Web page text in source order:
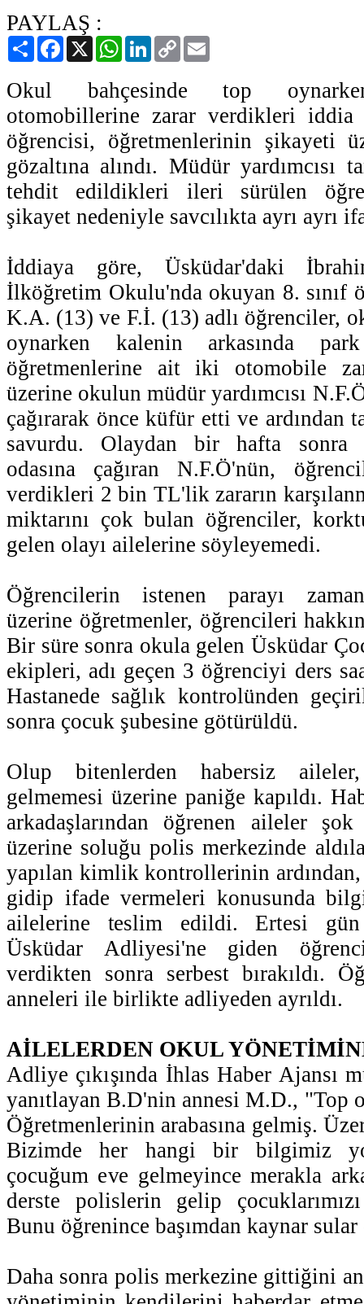
PAYLAŞ :
PaylaşFacebook
X WhatsAppLinkedIn
Copy
Link
Okul bahçesinde top
otomobillerine zarar verdikleri
öğrencisi, öğretmenlerinin şikayeti
gözaltına alındı. Müdür yardımcısı
tehdit edildikleri ileri sürülen
şikayet nedeniyle savcılıkta ayrı ayrı
İddiaya göre, Üsküdar'daki
İlköğretim Okulu'nda okuyan 8. sınıf
K.A. (13) ve F.İ. (13) adlı öğrenciler,
oynarken kalenin arkasında
öğretmenlerine ait iki otomobile
üzerine okulun müdür yardımcısı
çağırarak önce küfür etti ve ardından
savurdu. Olaydan bir hafta sonra
odasına çağıran N.F.Ö'nün,
verdikleri 2 bin TL'lik zararın
miktarını çok bulan öğrenciler,
gelen olayı ailelerine söyleyemedi.
Öğrencilerin istenen parayı
üzerine öğretmenler, öğrencileri
Bir süre sonra okula gelen Üsküdar
ekipleri, adı geçen 3 öğrenciyi ders
Hastanede sağlık kontrolünden
sonra çocuk şubesine götürüldü.
Olup bitenlerden habersiz
gelmemesi üzerine paniğe kapıldı.
arkadaşlarından öğrenen aileler
üzerine soluğu polis merkezinde
yapılan kimlik kontrollerinin ardından,
gidip ifade vermeleri konusunda
ailelerine teslim edildi. Ertesi
Üsküdar Adliyesi'ne giden
verdikten sonra serbest bırakıldı.
anneleri ile birlikte adliyeden ayrıldı.
AİLELERDEN OKUL
Adliye çıkışında İhlas Haber Ajansı
yanıtlayan B.D'nin annesi M.D., "Top
Öğretmenlerinin arabasına gelmiş.
Bizimde her hangi bir bilgimiz
çocuğum eve gelmeyince merakla
derste polislerin gelip
Bunu öğrenince başımdan kaynar
Daha sonra polis merkezine gittiğini